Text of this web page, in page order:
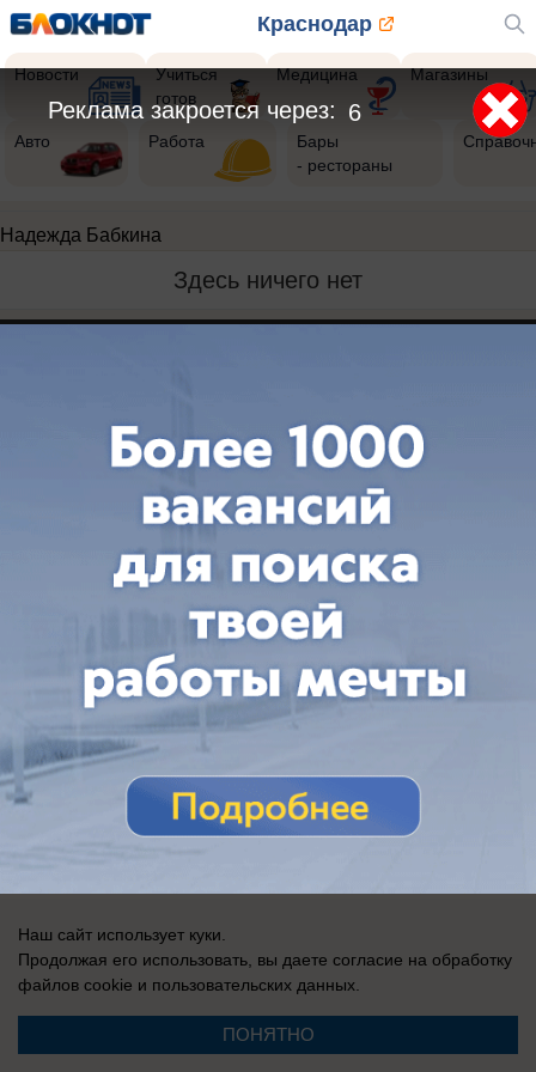
Краснодар
Новости
Учиться
готов
Медицина Магазины
Авто Работа
Бары
- рестораны
Надежда Бабкина
Здесь ничего нет
Контакты
Информация
Регистрационный номер: Эл № ФС 77-76040, выдано Федеральной
службой по надзору в сфере связи, информационных технологий и
массовых коммуникаций (Роскомнадзор) 12 июля 2019 г.
Наш сайт использует куки.
Продолжая его использовать, вы даете согласие на обработку
файлов cookie и пользовательских данных.
ПОНЯТНО
6
Реклама закроется через: